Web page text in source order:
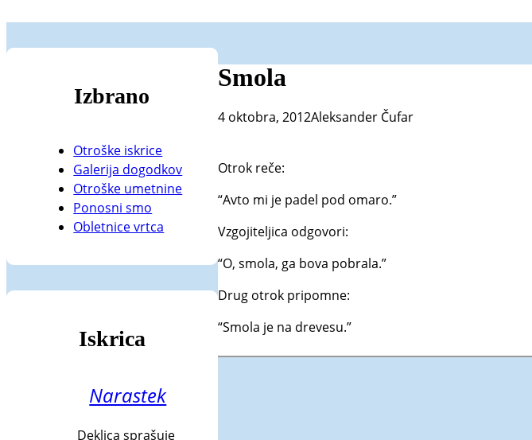
Izbrano
Otroške iskrice
Galerija dogodkov
Otroške umetnine
Ponosni smo
Obletnice vrtca
Iskrica
Narastek
Deklica sprašuje
Smola
4 oktobra, 2012Aleksander Čufar
Otrok reče:
“Avto mi je padel pod omaro.”
Vzgojiteljica odgovori:
“O, smola, ga bova pobrala.”
Drug otrok pripomne:
“Smola je na drevesu.”